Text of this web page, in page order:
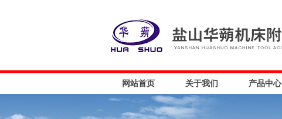
网站首页 关于我们 产品中心